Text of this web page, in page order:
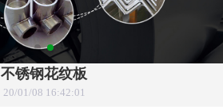
不锈钢花纹板
20/01/08 16:42:01